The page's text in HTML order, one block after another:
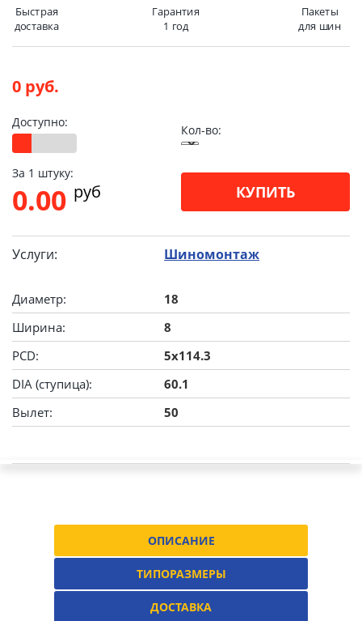
Быстрая
доставка
Гарантия
1 год
Пакеты
для шин
0 руб.
Доступно:
Кол-во:
За 1 штуку:
0.00 pуб КУПИТЬ
Услуги: Шиномонтаж
Диаметр:
18
Ширина:
8
PCD:
5x114.3
DIA (ступица):
60.1
Вылет:
50
ОПИСАНИЕ
ТИПОРАЗМЕРЫ
ДОСТАВКА